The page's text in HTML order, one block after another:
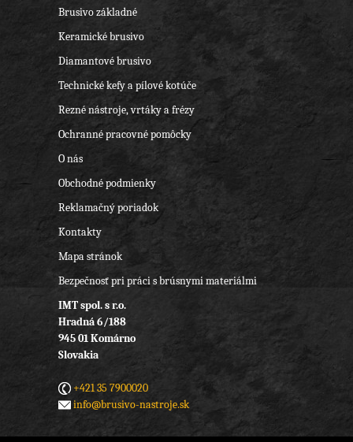
Brusivo základné
Keramické brusivo
Diamantové brusivo
Technické kefy a pílové kotúče
Rezné nástroje, vrtáky a frézy
Ochranné pracovné pomôcky
O nás
Obchodné podmienky
Reklamačný poriadok
Kontakty
Mapa stránok
Bezpečnosť pri práci s brúsnymi materiálmi
IMT spol. s r.o.
Hradná 6/188
945 01 Komárno
Slovakia
+421 35 7900020
info@brusivo-nastroje.sk